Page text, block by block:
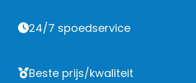
24/7 spoedservice
Beste prijs/kwaliteit